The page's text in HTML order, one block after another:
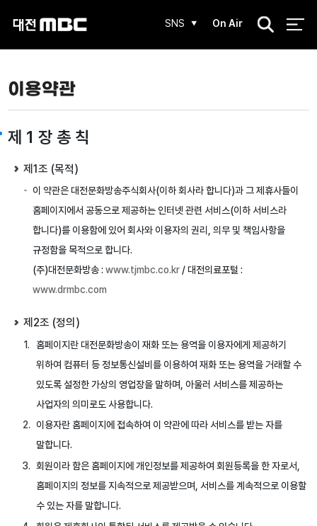
SNS On Air
검
이용약관
제 1 장 총 칙
제1조 (목적)
이 약관은 대전문화방송주식회사(이하 회사라 합니다)과 그 제휴사들이
홈페이지에서 공동으로 제공하는 인터넷 관련 서비스(이하 서비스라
합니다)를 이용함에 있어 회사와 이용자의 권리, 의무 및 책임사항을
규정함을 목적으로 합니다.
(주)대전문화방송 :www.tjmbc.co.kr/ 대전의료포털 :
www.drmbc.com
제2조 (정의)
홈페이지란 대전문화방송이 재화 또는 용역을 이용자에게 제공하기
위하여 컴퓨터 등 정보통신설비를 이용하여 재화 또는 용역을 거래할 수
있도록 설정한 가상의 영업장을 말하며, 아울러 서비스를 제공하는
사업자의 의미로도 사용합니다.
이용자란 홈페이지에 접속하여 이 약관에 따라 서비스를 받는 자를
말합니다.
회원이라 함은 홈페이지에 개인정보를 제공하여 회원등록을 한 자로서,
홈페이지의 정보를 지속적으로 제공받으며, 서비스를 계속적으로 이용할
수 있는 자를 말합니다.